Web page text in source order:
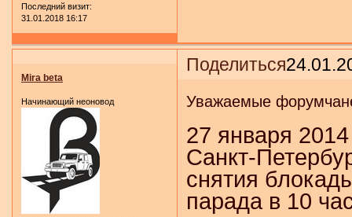
Последний визит:
31.01.2018 16:17
Поделиться
Mira beta
Начинающий неоновод Уважаемые
27 января
Санкт-
снятия
парада в 10